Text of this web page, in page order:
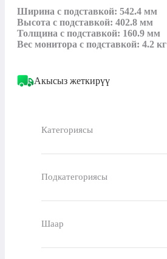
Ширина с подставкой: 542.4 мм
Высота с подставкой: 402.8 мм
Толщина с подставкой: 160.9 мм
Вес монитора с подставкой: 4.2 кг
Акысыз жеткирүү
Категориясы
Подкатегориясы
Шаар